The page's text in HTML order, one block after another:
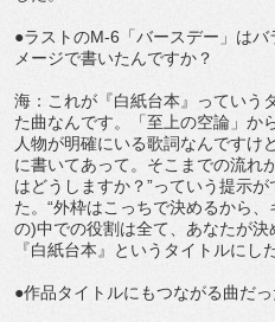
●ラストのM-6「バースデー」は
メージで書いたんですか？
海：これが『白紙台本』っていう
た曲なんです。「至上の空論」か
人物が明確にいる歌詞なんですけ
に書いてあって。そこまでの流れ
はどうしますか？”っていう提示
た。“外枠はこっちで決めるから
の)中での役割は全て、あなたが決
『白紙台本』というタイトルにし
●作品タイトルにもつながる曲だっ